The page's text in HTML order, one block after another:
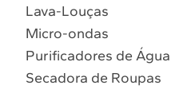
Lava-Louças
Micro-ondas
Purificadores de Água
Secadora de Roupas